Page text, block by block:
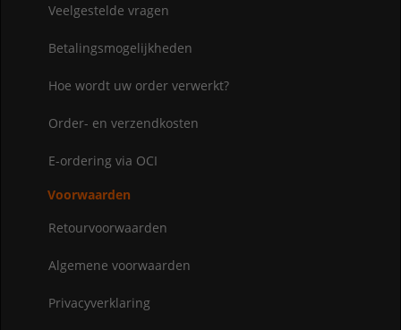
Veelgestelde vragen
Betalingsmogelijkheden
Hoe wordt uw order verwerkt?
Order- en verzendkosten
E-ordering via OCI
Voorwaarden
Retourvoorwaarden
Algemene voorwaarden
Privacyverklaring